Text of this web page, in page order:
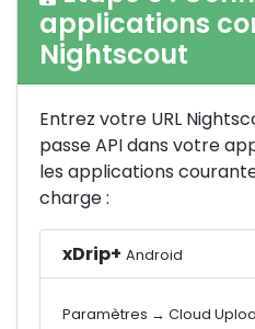
applications
Nightscout
Entrez votre URL
passe API dans votre
les applications
charge :
xDrip+ Android
Paramètres → Cloud